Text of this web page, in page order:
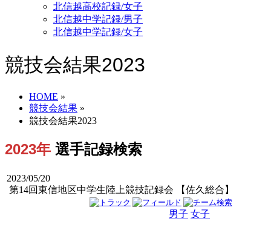
北信越高校記録/女子
北信越中学記録/男子
北信越中学記録/女子
競技会結果2023
HOME »
競技会結果 »
競技会結果2023
2023年 選手記録検索
2023/05/20
第14回東信地区中学生陸上競技記録会 【佐久総合】
男子 女子